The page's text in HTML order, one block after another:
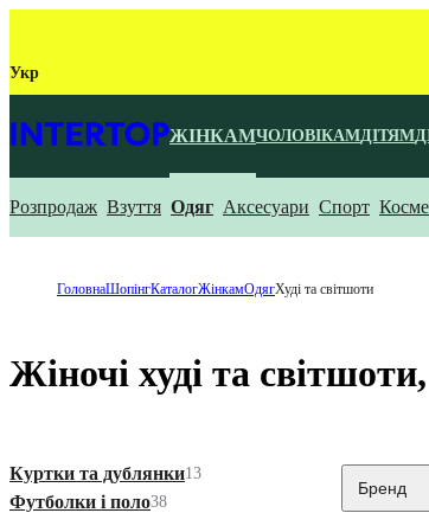
Укр
ЖІНКАМЧОЛОВІКАМДІТЯМ
Розпродаж Взуття Одяг Аксесуари Спорт
ГоловнаШопінгКаталогЖінкамОдягХуді та світшоти
Жіночі худі та
Куртки та дублянки13
Футболки і поло38
Бренд